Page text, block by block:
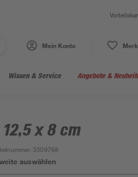
Mein Konto
Wissen & Service Angebote &
x 8 cm
:3309768
auswählen